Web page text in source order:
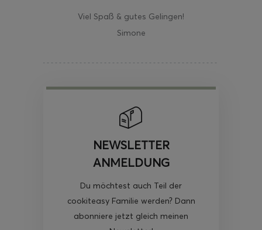
Viel Spaß & gutes Gelingen!
Simone
NEWSLETTER
ANMELDUNG
Du möchtest auch Teil der
cookiteasy Familie werden? Dann
abonniere jetzt gleich meinen